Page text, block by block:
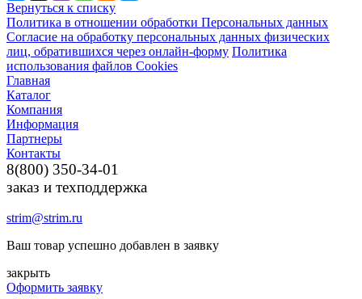
Вернуться к списку
Политика в отношении обработки Персональных данных
Согласие на обработку персональных данных физических
лиц, обратившихся через онлайн-форму Политика
использования файлов Cookies
Главная
Каталог
Компания
Информация
Партнеры
Контакты
8(800) 350-34-01
заказ и техподдержка
strim@strim.ru
Ваш товар успешно добавлен в заявку
закрыть
Оформить заявку